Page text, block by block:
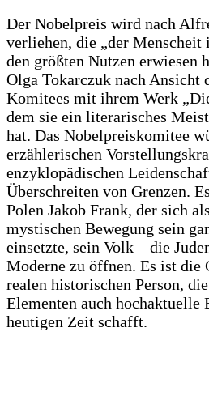
Der Nobelpreis wird nach
verliehen, die „der Menscheit
den größten Nutzen erwiesen
Olga Tokarczuk nach Ansicht
Komitees mit ihrem Werk
dem sie ein literarisches
hat. Das Nobelpreiskomitee
erzählerischen
enzyklopädischen
Überschreiten von Grenzen.
Polen Jakob Frank, der sich
mystischen Bewegung sein
einsetzte, sein Volk – die
Moderne zu öffnen. Es ist die
realen historischen Person,
Elementen auch hochaktuelle
heutigen Zeit schafft.